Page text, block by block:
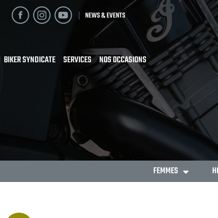
NEWS & EVENTS
BIKER SYNDICATE SERVICES
NOS OCCASIONS
FEMMES